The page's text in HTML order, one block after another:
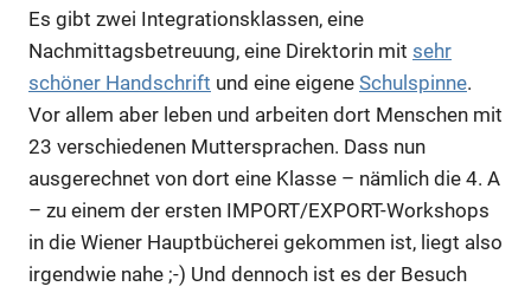
Es gibt zwei Integrationsklassen, eine
Nachmittagsbetreuung, eine Direktorin mit sehr
schöner Handschrift und eine eigene Schulspinne.
Vor allem aber leben und arbeiten dort Menschen mit
23 verschiedenen Muttersprachen. Dass nun
ausgerechnet von dort eine Klasse – nämlich die 4. A
– zu einem der ersten IMPORT/EXPORT-Workshops
in die Wiener Hauptbücherei gekommen ist, liegt also
irgendwie nahe ;-) Und dennoch ist es der Besuch